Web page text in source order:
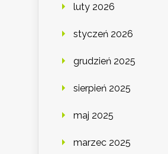
luty 2026
styczeń 2026
grudzień 2025
sierpień 2025
maj 2025
marzec 2025